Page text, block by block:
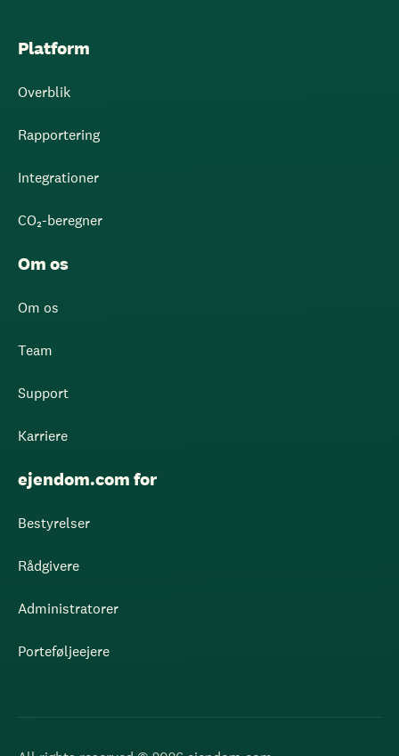
Platform
Overblik
Rapportering
Integrationer
CO₂-beregner
Om os
Om os
Team
Support
Karriere
ejendom.com for
Bestyrelser
Rådgivere
Administratorer
Porteføljeejere